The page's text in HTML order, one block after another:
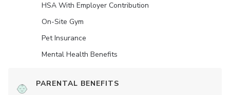
HSA With Employer Contribution
On-Site Gym
Pet Insurance
Mental Health Benefits
PARENTAL BENEFITS